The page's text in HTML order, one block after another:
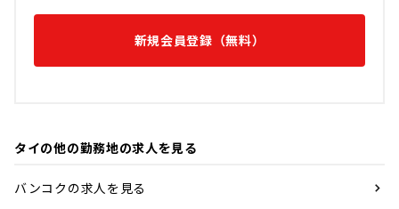
新規会員登録（無料）
タイの他の勤務地の求人を見る
バンコクの求人を見る